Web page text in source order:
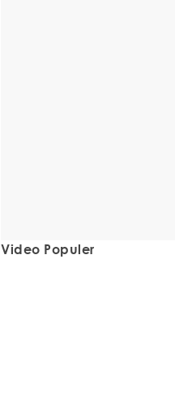
Video Populer